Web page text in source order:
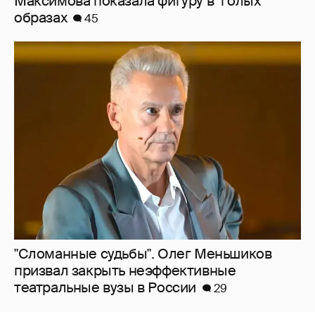
"Сломанные судьбы". Олег Меньшиков
призвал закрыть неэффективные
театральные вузы в России